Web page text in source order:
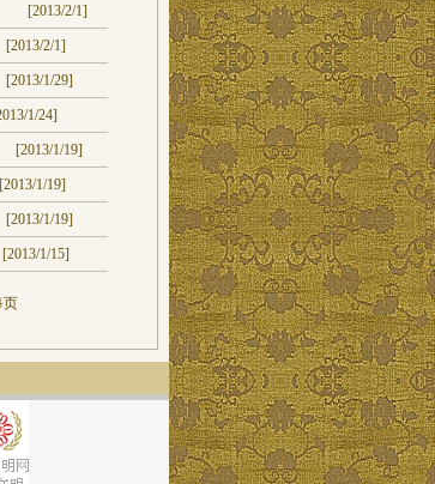
[2013/2/1]
[2013/2/1]
[2013/1/29]
1/24]
[2013/1/19]
[2013/1/19]
[2013/1/19]
[2013/1/15]
页